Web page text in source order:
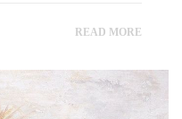
READ MORE